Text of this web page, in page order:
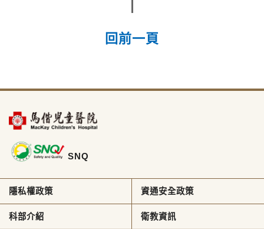
回前一頁
SNQ
隱私權政策 資通安全政策
科部介紹 衛教資訊